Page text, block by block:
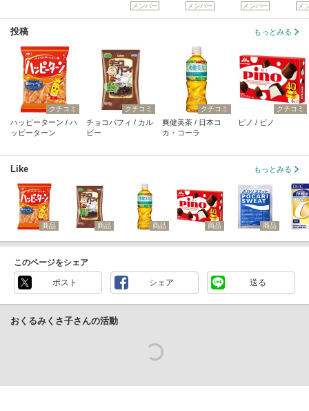
メンバー メンバー メンバー メ
投稿 もっとみる
クチコミ
ハッピーターン / ハ
ッピーターン
クチコミ
チョコパフィ / カル
ビー
クチコミ
爽健美茶 / 日本コ
カ・コーラ
クチコミ
ピノ / ピノ
Like もっとみる
商品 商品 商品 商品 商品
このページをシェア
ポスト シェア 送る
おくるみくさ子さんの活動